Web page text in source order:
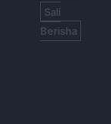
Sali
Berisha